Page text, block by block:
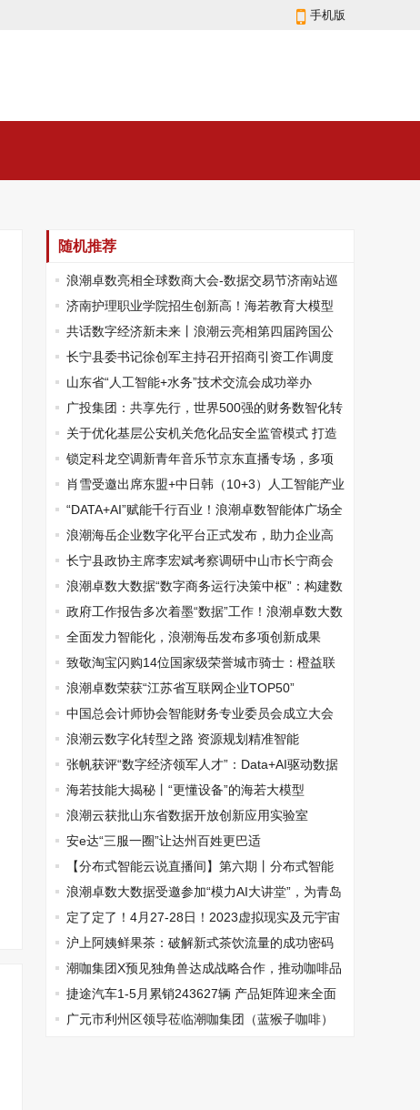
手机版
随机推荐
浪潮卓数亮相全球数商大会-数据交易节济南站巡
展活动
济南护理职业学院招生创新高！海若教育大模型
助力实现新突破
共话数字经济新未来丨浪潮云亮相第四届跨国公
司领导人青岛峰会
长宁县委书记徐创军主持召开招商引资工作调度
会山东省“人工智能+水务”技术交流会成功举办
广投集团：共享先行，世界500强的财务数智化转
型之路
关于优化基层公安机关危化品安全监管模式 打造
一流营商环境的路径初探
锁定科龙空调新青年音乐节京东直播专场，多项
惊喜权益等你解锁！
肖雪受邀出席东盟+中日韩（10+3）人工智能产业
发展论坛
“DATA+AI”赋能千行百业！浪潮卓数智能体广场全
新上线
浪潮海岳企业数字化平台正式发布，助力企业高
质量发展
长宁县政协主席李宏斌考察调研中山市长宁商会
浪潮卓数大数据“数字商务运行决策中枢”：构建数
字商务发展新格局
政府工作报告多次着墨“数据”工作！浪潮卓数大数
据向数而行，乘出新质生产力
全面发力智能化，浪潮海岳发布多项创新成果
致敬淘宝闪购14位国家级荣誉城市骑士：橙益联
盟成员 潮咖咖啡全年免单
浪潮卓数荣获“江苏省互联网企业TOP50”
中国总会计师协会智能财务专业委员会成立大会
在济南成功举办
浪潮云数字化转型之路 资源规划精准智能
张帆获评“数字经济领军人才”：Data+AI驱动数据
要素价值释放，赋能山东数字
海若技能大揭秘丨“更懂设备”的海若大模型
浪潮云获批山东省数据开放创新应用实验室
安e达“三服一圈”让达州百姓更巴适
【分布式智能云说直播间】第六期丨分布式智能
云赋能智慧应急，重塑应急管理业务模式
浪潮卓数大数据受邀参加“模力AI大讲堂”，为青岛
大模型产业发展贡献“浪潮力量”
​定了定了！4月27-28日！2023虚拟现实及元宇宙
产业创新发展峰会震撼来袭！
沪上阿姨鲜果茶：破解新式茶饮流量的成功密码
潮咖集团X预见独角兽达成战略合作，推动咖啡品
牌走向世界舞台！
捷途汽车1-5月累销243627辆 产品矩阵迎来全面
爆发广元市利州区领导莅临潮咖集团（蓝猴子咖啡）